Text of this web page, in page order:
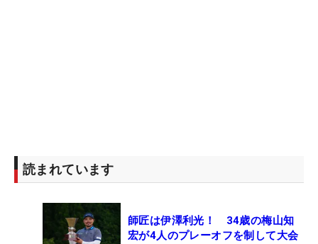
読まれています
師匠は伊澤利光！ 34歳の梅山知
宏が4人のプレーオフを制して大会